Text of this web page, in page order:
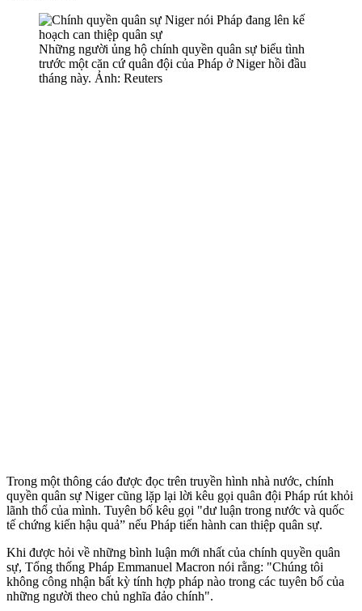
Những người ủng hộ chính quyền quân sự biểu tình
trước một căn cứ quân đội của Pháp ở Niger hồi đầu
tháng này. Ảnh: Reuters
Trong một thông cáo được đọc trên truyền hình nhà nước, chính
quyền quân sự Niger cũng lặp lại lời kêu gọi quân đội Pháp rút khỏi
lãnh thổ của mình. Tuyên bố kêu gọi "dư luận trong nước và quốc
tế chứng kiến hậu quả” nếu Pháp tiến hành can thiệp quân sự.
Khi được hỏi về những bình luận mới nhất của chính quyền quân
sự, Tổng thống Pháp Emmanuel Macron nói rằng: "Chúng tôi
không công nhận bất kỳ tính hợp pháp nào trong các tuyên bố của
những người theo chủ nghĩa đảo chính".